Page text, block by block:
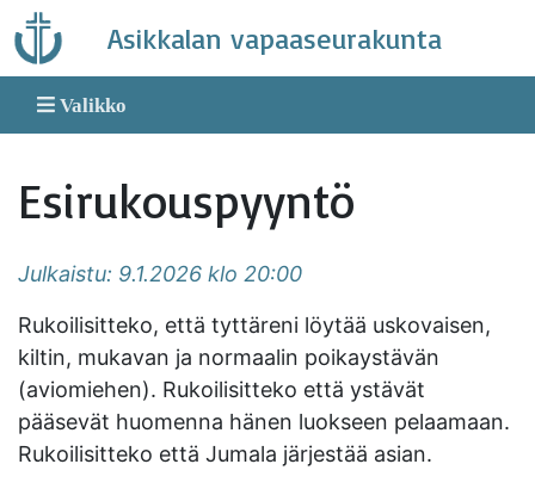
Skip
to
content
Asikkalan vapaaseurakunta
Valikko
Esirukouspyyntö
Julkaistu: 9.1.2026 klo 20:00
Rukoilisitteko, että tyttäreni löytää uskovaisen,
kiltin, mukavan ja normaalin poikaystävän
(aviomiehen). Rukoilisitteko että ystävät
pääsevät huomenna hänen luokseen pelaamaan.
Rukoilisitteko että Jumala järjestää asian.